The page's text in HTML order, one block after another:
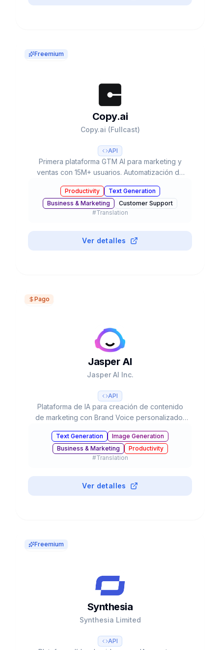
Freemium
Copy.ai
Copy.ai (Fullcast)
API
Primera plataforma GTM AI para marketing y
ventas con 15M+ usuarios. Automatización de
4, Claude 3) y plan gratuito disponible.
Productivity
Text Generation
Business & Marketing
Customer Support
#Translation
Ver detalles
Pago
Jasper AI
Jasper AI Inc.
API
Plataforma de IA para creación de contenido
de marketing con Brand Voice personalizado,
en equipo. Usado por 20% del Fortune 500.
Text Generation
Image Generation
Business & Marketing
Productivity
#Translation
Ver detalles
Freemium
Synthesia
Synthesia Limited
API